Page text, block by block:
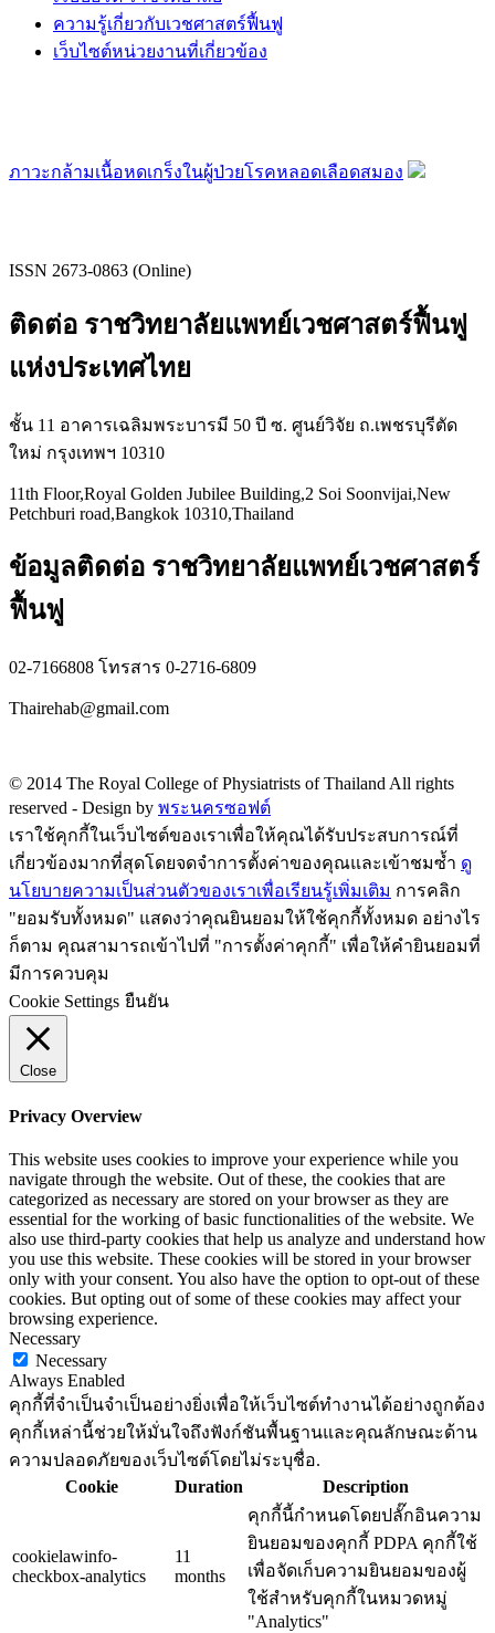
ความรู้เกี่ยวกับเวชศาสตร์ฟื้นฟู
เว็บไซต์หน่วยงานที่เกี่ยวข้อง
ภาวะกล้ามเนื้อหดเกร็งในผู้ป่วยโรคหลอดเลือดสมอง
ISSN 2673-0863 (Online)
ติดต่อ ราชวิทยาลัยแพทย์เวชศาสตร์ฟื้นฟู
แห่งประเทศไทย
ชั้น 11 อาคารเฉลิมพระบารมี 50 ปี ซ. ศูนย์วิจัย ถ.เพชรบุรีตัด
ใหม่ กรุงเทพฯ 10310
11th Floor,Royal Golden Jubilee Building,2 Soi Soonvijai,New
Petchburi road,Bangkok 10310,Thailand
ข้อมูลติดต่อ ราชวิทยาลัยแพทย์เวชศาสตร์
ฟื้นฟู
02-7166808 โทรสาร 0-2716-6809
Thairehab@gmail.com
© 2014 The Royal College of Physiatrists of Thailand All rights
reserved - Design by พระนครซอฟต์
เราใช้คุกกี้ในเว็บไซต์ของเราเพื่อให้คุณได้รับประสบการณ์ที่
เกี่ยวข้องมากที่สุดโดยจดจำการตั้งค่าของคุณและเข้าชมซ้ำ ดู
นโยบายความเป็นส่วนตัวของเราเพื่อเรียนรู้เพิ่มเติม การคลิก
"ยอมรับทั้งหมด" แสดงว่าคุณยินยอมให้ใช้คุกกี้ทั้งหมด อย่างไร
ก็ตาม คุณสามารถเข้าไปที่ "การตั้งค่าคุกกี้" เพื่อให้คำยินยอมที่
มีการควบคุม
Cookie Settings ยืนยัน
Close
Privacy Overview
This website uses cookies to improve your experience while you
navigate through the website. Out of these, the cookies that are
categorized as necessary are stored on your browser as they are
essential for the working of basic functionalities of the website. We
also use third-party cookies that help us analyze and understand how
you use this website. These cookies will be stored in your browser
only with your consent. You also have the option to opt-out of these
cookies. But opting out of some of these cookies may affect your
browsing experience.
Necessary
Necessary
Always Enabled
คุกกี้ที่จำเป็นจำเป็นอย่างยิ่งเพื่อให้เว็บไซต์ทำงานได้อย่างถูกต้อง
คุกกี้เหล่านี้ช่วยให้มั่นใจถึงฟังก์ชันพื้นฐานและคุณลักษณะด้าน
ความปลอดภัยของเว็บไซต์โดยไม่ระบุชื่อ.
Cookie
Duration Description
cookielawinfo-
checkbox-analytics
11
months
คุกกี้นี้กำหนดโดยปลั๊กอินความ
ยินยอมของคุกกี้ PDPA คุกกี้ใช้
เพื่อจัดเก็บความยินยอมของผู้
ใช้สำหรับคุกกี้ในหมวดหมู่
"Analytics"